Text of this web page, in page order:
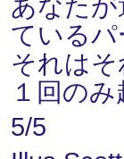
ている
それは
１回のみ
5/5